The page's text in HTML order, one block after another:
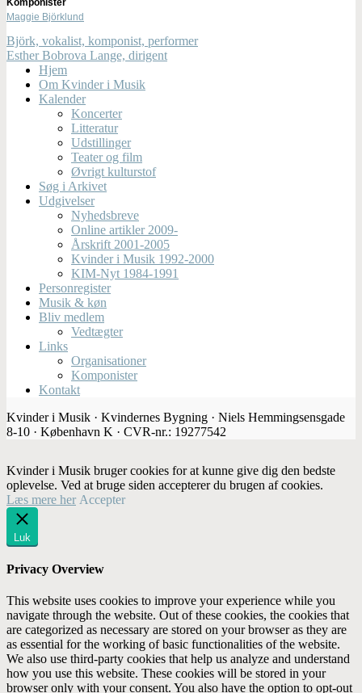
Maggie Björklund
Björk, vokalist, komponist, performer
Esther Bobrova Lange, dirigent
Hjem
Om Kvinder i Musik
Kalender
Koncerter
Litteratur
Udstillinger
Teater og film
Øvrigt kulturstof
Søg i Arkivet
Udgivelser
Nyhedsbreve
Online artikler 2009-
Årskrift 2001-2005
Kvinder i Musik 1992-2000
KIM-Nyt 1984-1991
Personregister
Musik & køn
Bliv medlem
Vedtægter
Links
Organisationer
Komponister
Kontakt
Kvinder i Musik · Kvindernes Bygning · Niels Hemmingsensgade
8-10 · København K · CVR-nr.: 19277542
Kvinder i Musik bruger cookies for at kunne give dig den bedste
oplevelse. Ved at bruge siden accepterer du brugen af cookies.
Læs mere her Accepter
Luk
Privacy Overview
This website uses cookies to improve your experience while you
navigate through the website. Out of these cookies, the cookies that
are categorized as necessary are stored on your browser as they are
as essential for the working of basic functionalities of the website.
We also use third-party cookies that help us analyze and understand
how you use this website. These cookies will be stored in your
browser only with your consent. You also have the option to opt-out